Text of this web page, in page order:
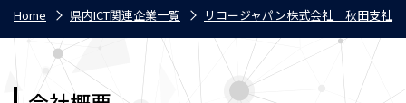
Home 県内ICT関連企業一覧 リコージャパン株式会社 秋田支社